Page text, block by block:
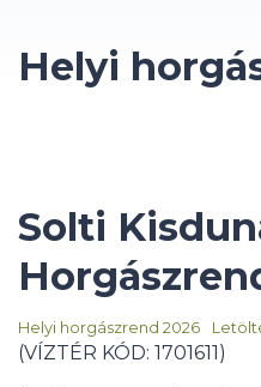
Helyi
Solti
Helyi horgászrend 2026
(VÍZTÉR KÓD: 1701611)